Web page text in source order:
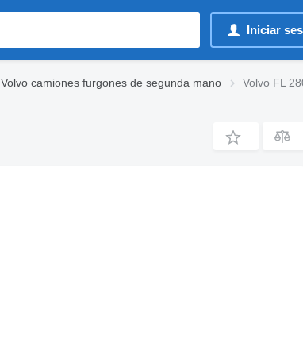
Iniciar
Volvo camiones furgones de segunda mano Volvo FL